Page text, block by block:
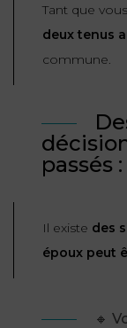
FONCTION
PUBLIQUE
DROIT
DES
DE
DE
Tant que
deux tenus
commune.
passés :
Il existe des
époux peut
🔸